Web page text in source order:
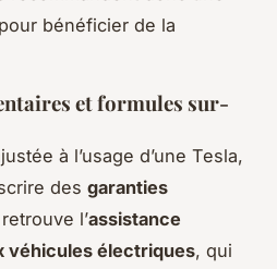
pour bénéficier de la
et formules sur-
à l’usage d’une Tesla,
des garanties
l’assistance
véhicules électriques, qui